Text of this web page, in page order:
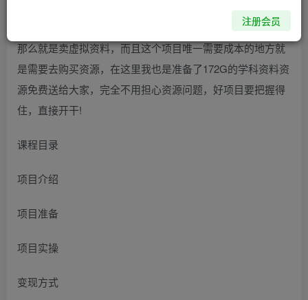
多大，自然不用我废话了，如何利用这个热度进行变现呢，
那么就是卖虚拟资料，而且这个项目唯一需要成本的地方就
是需要去购买资源，在这里我也是准备了172G的学科资料资
源免费送给大家，完全不用担心资源问题，好项目要把握得
住，直接开干!
课程目录
项目介绍
项目准备
项目实操
变现方式
注册会员